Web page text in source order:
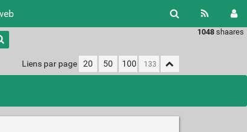
1048 shaares
1 or
Liens par page 20 50 100